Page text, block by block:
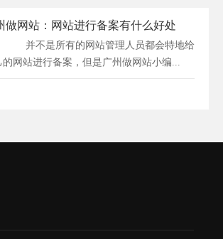
做网站：网站进行备案有什么好处
是所有的网站管理人员都会特地给
的网站进行备案，但是广州做网站小编...